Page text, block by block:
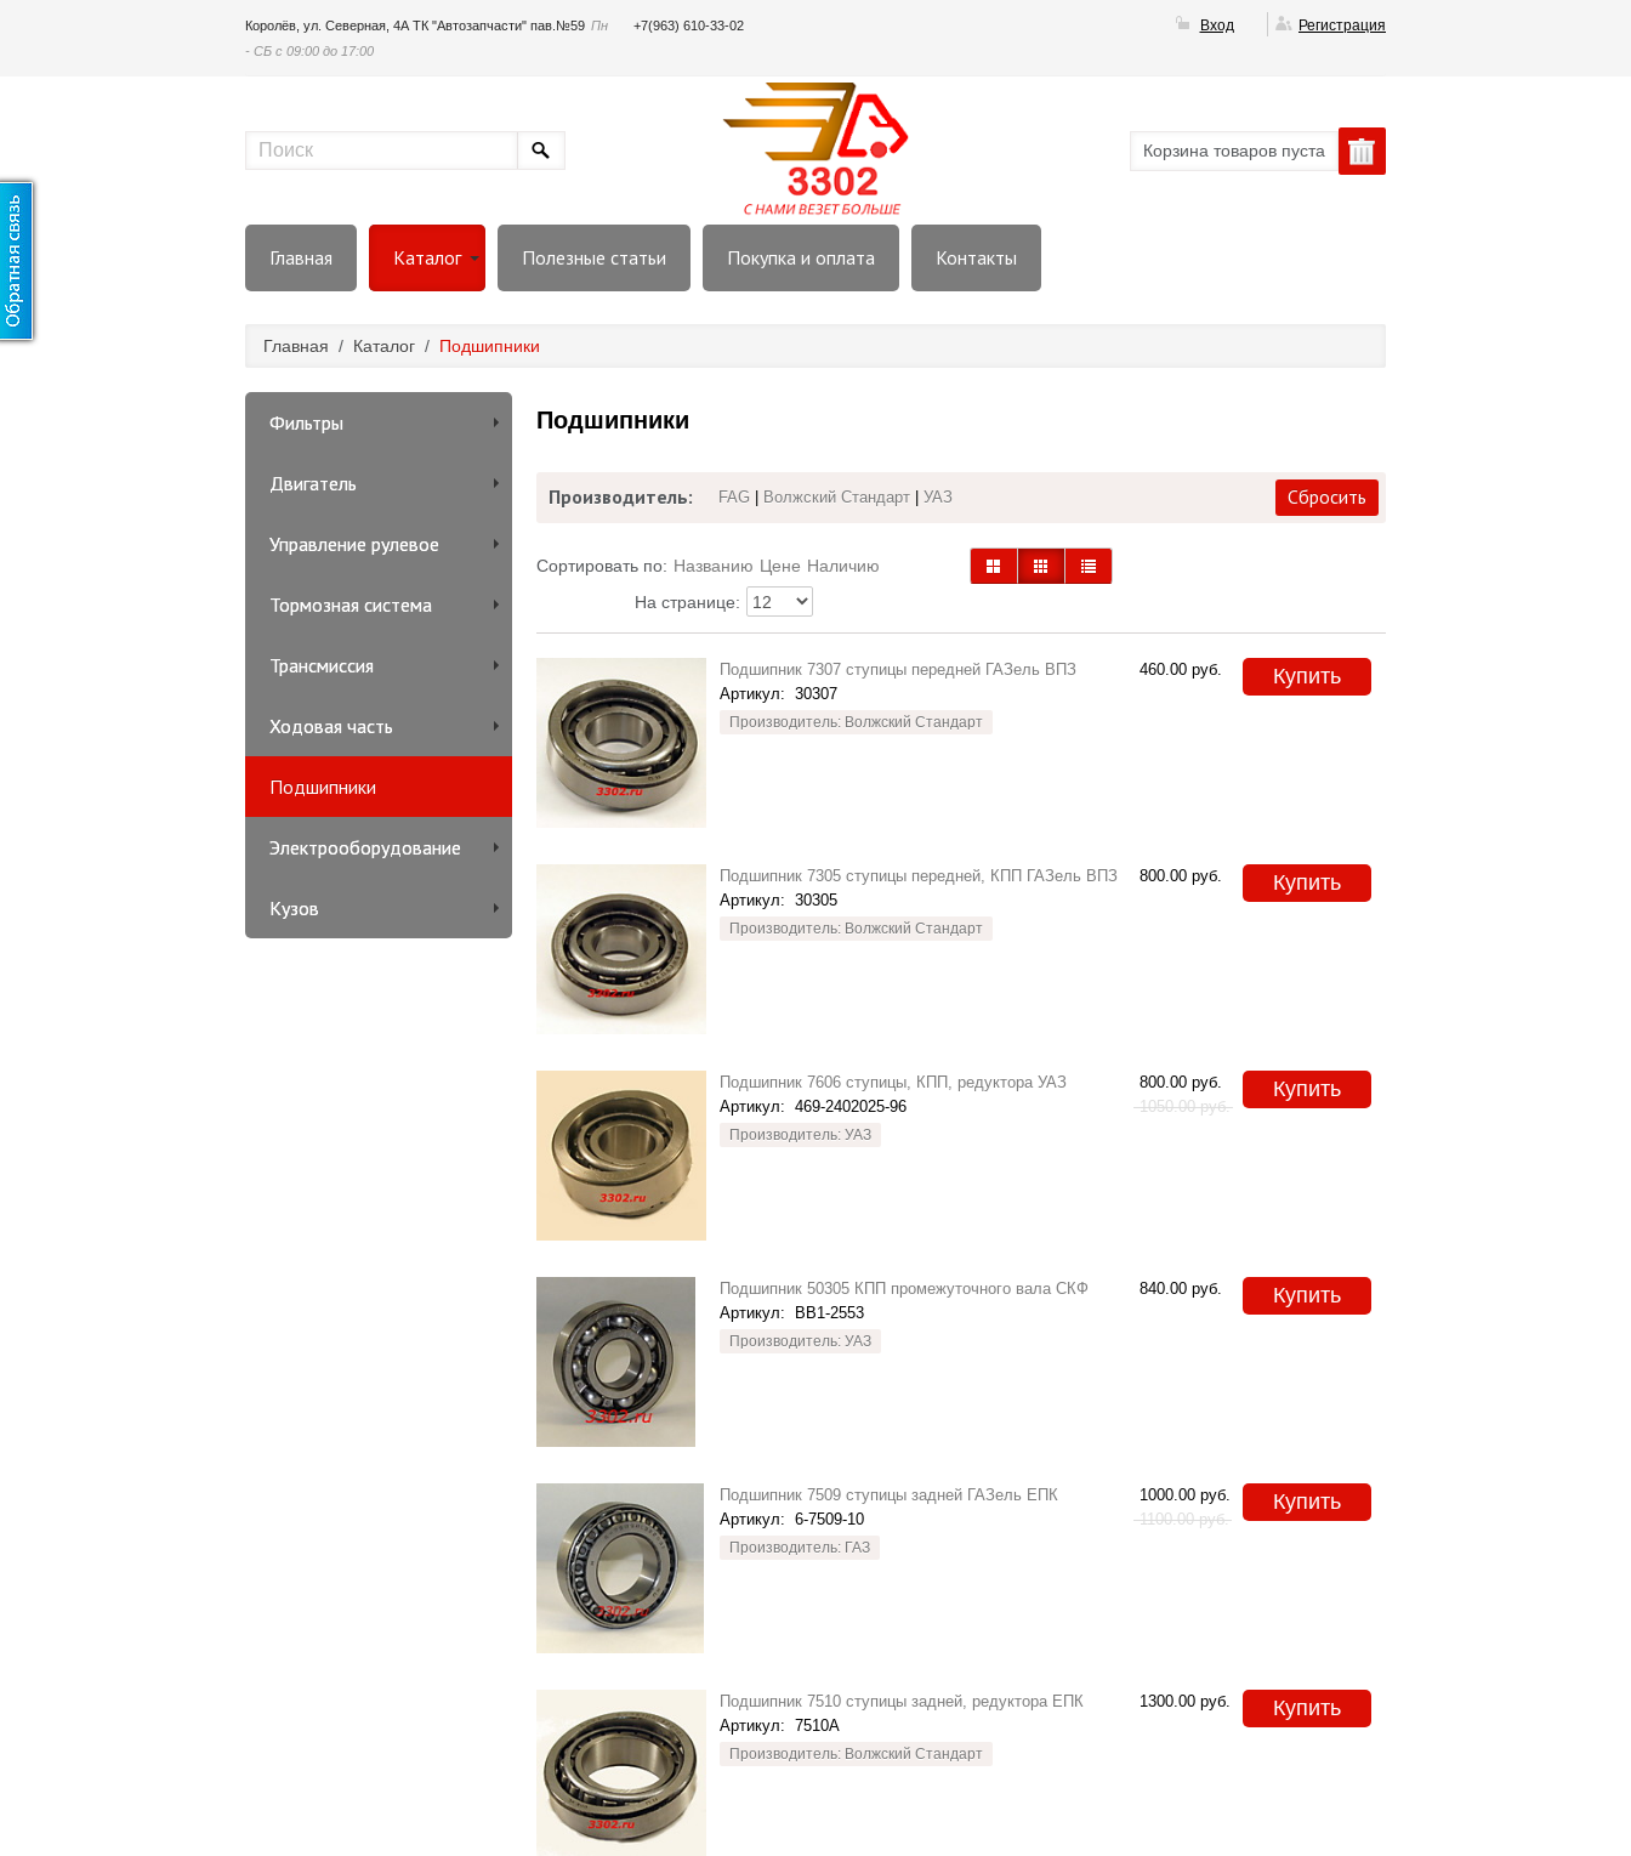
Королёв, ул. Северная, 4А ТК "Автозапчасти" пав.№59 Пн
- СБ с 09:00 до 17:00
+7(963) 610-33-02 Вход Регистрация
Корзина товаров пуста
Главная Каталог Полезные статьи Покупка и оплата Контакты
Главная / Каталог / Подшипники
Фильтры
Двигатель
Управление рулевое
Тормозная система
Трансмиссия
Ходовая часть
Подшипники
Электрооборудование
Кузов
Подшипники
Производитель: FAG Волжский Стандарт УАЗ Сбросить
Сортировать по: Названию Цене Наличию
На странице:
Подшипник 7307 ступицы передней ГАЗель ВПЗ
Артикул: 30307
Производитель: Волжский Стандарт
460.00 руб. Купить
Подшипник 7305 ступицы передней, КПП ГАЗель ВПЗ
Артикул: 30305
Производитель: Волжский Стандарт
800.00 руб. Купить
Подшипник 7606 ступицы, КПП, редуктора УАЗ
Артикул: 469-2402025-96
Производитель: УАЗ
800.00 руб.
1050.00 руб.
Купить
Подшипник 50305 КПП промежуточного вала СКФ
Артикул:
BB1-2553
Производитель: УАЗ
840.00 руб. Купить
Подшипник 7509 ступицы задней ГАЗель ЕПК
Артикул: 6-7509-10
Производитель: ГАЗ
1000.00 руб.
1100.00 руб.
Купить
Подшипник 7510 ступицы задней, редуктора ЕПК
Артикул: 7510А
Производитель: Волжский Стандарт
1300.00 руб. Купить